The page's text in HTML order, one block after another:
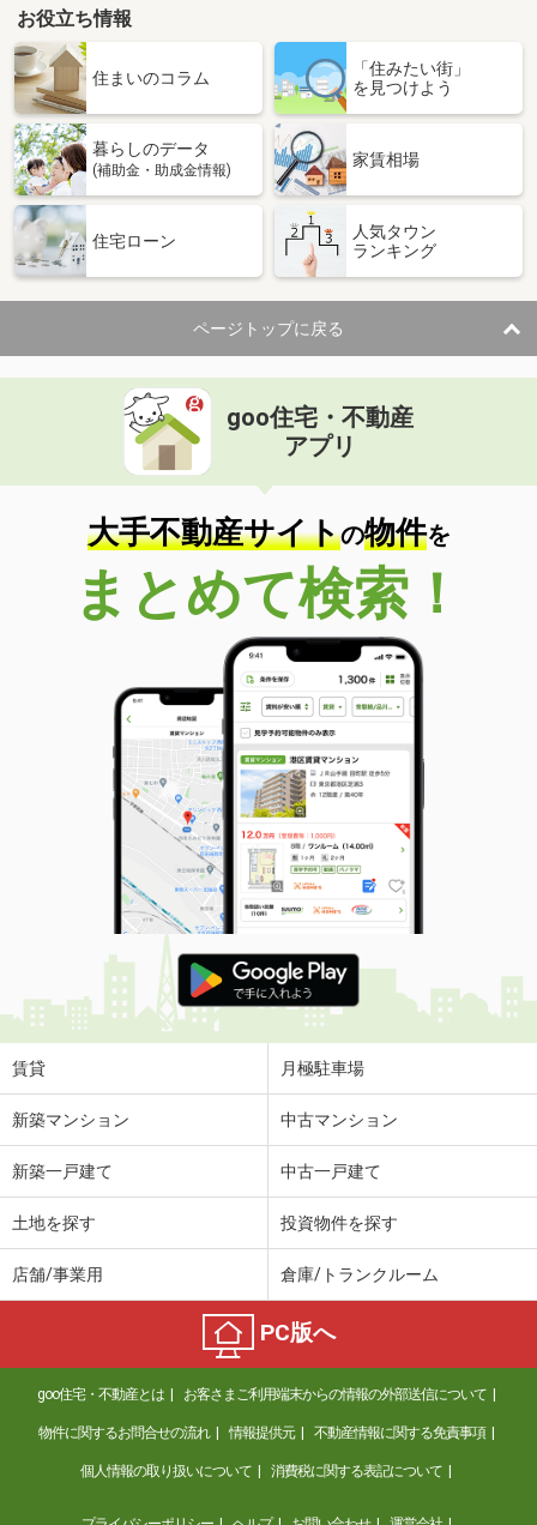
滋賀県彦根市外町
価 格
5.35万円
滋賀県彦根市外町
専有面積 31.7m²
間取り
滋賀県犬上郡豊郷町大字三ツ池
住 所
滋賀県犬上郡豊郷町大字三ツ池
専有面積 23.61m²
間取り
1K
滋賀県大津市丸の内町
価 格
住 所
滋賀県大津市丸の内町
専有面積 42.05m²
間取り
1LDK
滋賀県大津市丸の内町
価 格
6.30万円
滋賀県大津市丸の内町
42.05m²
間取り
1LDK
滋賀県甲賀市水口町水口
価 格
5.50万円
住 所
滋賀県甲賀市水口町水口
専有面積 50.48m²
間取り
1LDK
滋賀県野洲市行畑
価 格
6万円
住 所
滋賀県野洲市行畑
専有面積
滋賀県草津市追分南３丁目
滋賀県守山市守山６丁目
6.70万円
住 所
滋賀県守山市守山６丁目
専有面積 19.87m²
間取り
1K
滋賀県大津市大萱４
お役立ち情報
住まいのコラム
「住みたい街」
を見つけよう
暮らしのデータ
(補助金・助成金情報)
家賃相場
住宅ローン
人気タウン
ランキング
ページトップに戻る
goo住宅・不動産
アプリ
大手不動産サイトの物件を
まとめて検索！
賃貸 月極駐車場
新築マンション 中古マンション
新築一戸建て 中古一戸建て
土地を探す 投資物件を探す
店舗/事業用 倉庫/トランクルーム
PC版へ
goo住宅・不動産とは お客さまご利用端末からの情報の外部送信について
物件に関するお問合せの流れ 情報提供元 不動産情報に関する免責事項
個人情報の取り扱いについて 消費税に関する表記について